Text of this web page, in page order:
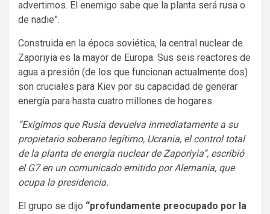
advertimos. El enemigo sabe que la planta será rusa o
de nadie”.
Construida en la época soviética, la central nuclear de
Zaporiyia es la mayor de Europa. Sus seis reactores de
agua a presión (de los que funcionan actualmente dos)
son cruciales para Kiev por su capacidad de generar
energía para hasta cuatro millones de hogares.
“Exigimos que Rusia devuelva inmediatamente a su
propietario soberano legítimo, Ucrania, el control total
de la planta de energía nuclear de Zaporiyia”, escribió
el G7 en un comunicado emitido por Alemania, que
ocupa la presidencia.
El grupo se dijo “profundamente preocupado por la